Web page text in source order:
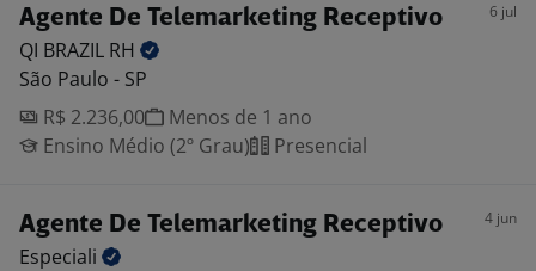
Agente De Telemarketing Receptivo 6 jul
QI BRAZIL RH
São Paulo - SP
R$ 2.236,00
Menos de 1 ano
Ensino Médio (2º Grau)
Presencial
Agente De Telemarketing Receptivo 4 jun
Especiali